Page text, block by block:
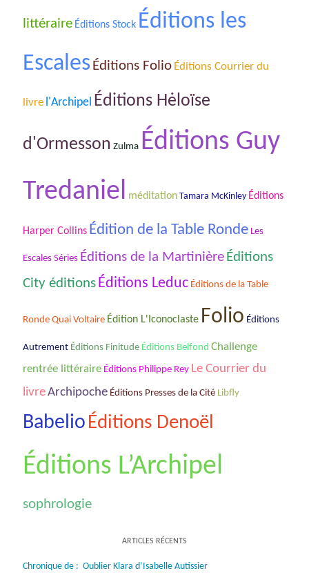
littéraire Éditions Stock Éditions les
Escales Éditions Folio Éditions Courrier du
livre l'Archipel Éditions Hėloïse
d'Ormesson Zulma Éditions Guy
Tredaniel méditation Tamara McKinley Éditions
Harper Collins Édition de la Table Ronde Les
Escales Séries Éditions de la Martinière Éditions
City éditions Éditions Leduc Éditions de la Table
Ronde Quai Voltaire Édition L'Iconoclaste Folio Éditions
Autrement Éditions Finitude Éditions Belfond Challenge
rentrée littéraire Éditions Philippe Rey Le Courrier du
livreArchipoche Éditions Presses de la Cité Libfly
Babelio Éditions Denoël
Éditions L’Archipel
sophrologie
ARTICLES RÉCENTS
Chronique de : Oublier Klara d’Isabelle Autissier